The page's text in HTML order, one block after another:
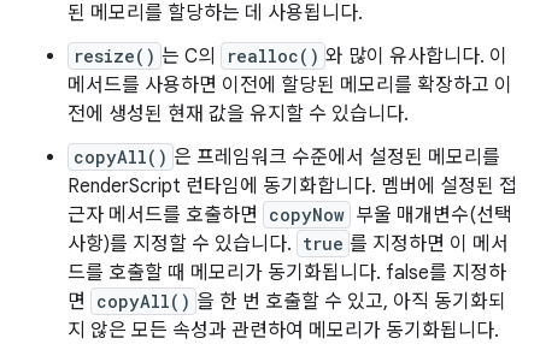
된 메모리를 할당하는 데 사용됩니다.
resize() 는 C의 realloc() 와 많이 유사합니다. 이
메서드를 사용하면 이전에 할당된 메모리를 확장하고 이
전에 생성된 현재 값을 유지할 수 있습니다.
copyAll() 은 프레임워크 수준에서 설정된 메모리를
RenderScript 런타임에 동기화합니다. 멤버에 설정된 접
근자 메서드를 호출하면
copyNow 부울 매개변수(선택
사항)를 지정할 수 있습니다. true 를 지정하면 이 메서
드를 호출할 때 메모리가 동기화됩니다. false를 지정하
면
copyAll() 을 한 번 호출할 수 있고, 아직 동기화되
지 않은 모든 속성과 관련하여 메모리가 동기화됩니다.